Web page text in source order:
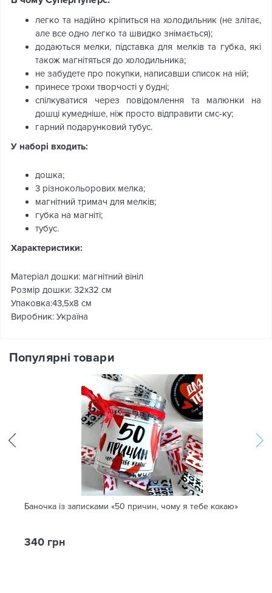
легко та надійно кріпиться на холодильник (не злітає,
але все одно легко та швидко знімається);
додаються мелки, підставка для мелків та губка, які
також магнітяться до холодильника;
не забудете про покупки, написавши список на ній;
принесе трохи творчості у будні;
спілкуватися через повідомлення та малюнки на
дошці кумедніше, ніж просто відправити смс-ку;
гарний подарунковий тубус.
У наборі входить:
дошка;
3 різнокольорових мелка;
магнітний тримач для мелків;
губка на магніті;
тубус.
Характеристики:
Матеріал дошки: магнітний вініл
Розмір дошки: 32х32 см
Упаковка:43,5х8 см
Виробник: Україна
Популярні товари
Баночка із записками «50 причин, чому я тебе кохаю»
340 грн